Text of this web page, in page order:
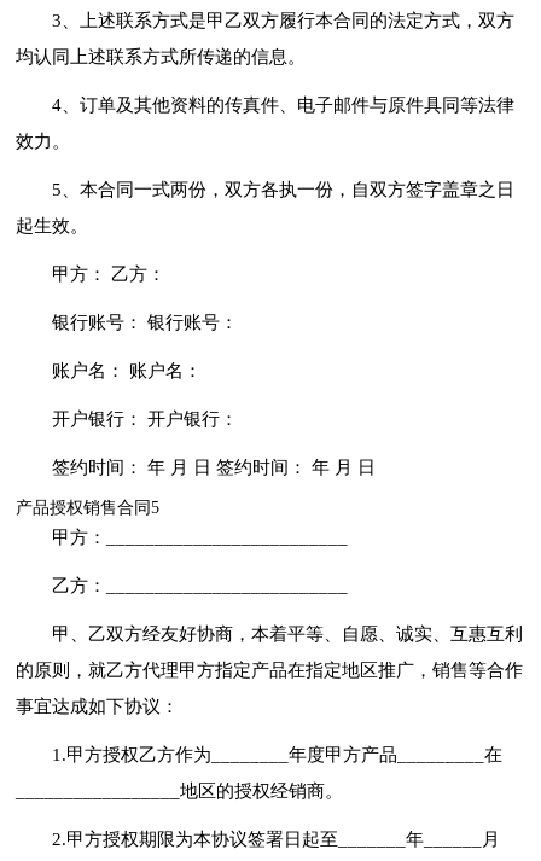
3、上述联系方式是甲乙双方履行本合同的法定方式，双方
均认同上述联系方式所传递的信息。
4、订单及其他资料的传真件、电子邮件与原件具同等法律
效力。
5、本合同一式两份，双方各执一份，自双方签字盖章之日
起生效。
甲方： 乙方：
银行账号： 银行账号：
账户名： 账户名：
开户银行： 开户银行：
签约时间： 年 月 日 签约时间： 年 月 日
产品授权销售合同5
甲方：_________________________
乙方：_________________________
甲、乙双方经友好协商，本着平等、自愿、诚实、互惠互利
的原则，就乙方代理甲方指定产品在指定地区推广，销售等合作
事宜达成如下协议：
1.甲方授权乙方作为________年度甲方产品_________在
_________________地区的授权经销商。
2.甲方授权期限为本协议签署日起至_______年______月